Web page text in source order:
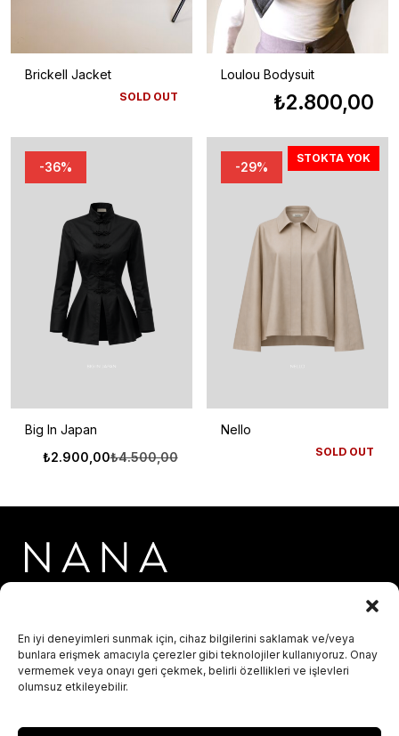
En iyi deneyimleri sunmak için, cihaz bilgilerini saklamak ve/veya
bunlara erişmek amacıyla çerezler gibi teknolojiler kullanıyoruz. Onay
vermemek veya onayı geri çekmek, belirli özellikleri ve işlevleri
olumsuz etkileyebilir.
Brickell Jacket
SOLD OUT
Loulou Bodysuit
₺2.800,00
-36%
Big In Japan
₺4.500,00Orijinal
₺2.900,00
Şu
₺2.900,00.
-29%
STOKTA YOK
Nello
SOLD OUT
info@hellonana.co